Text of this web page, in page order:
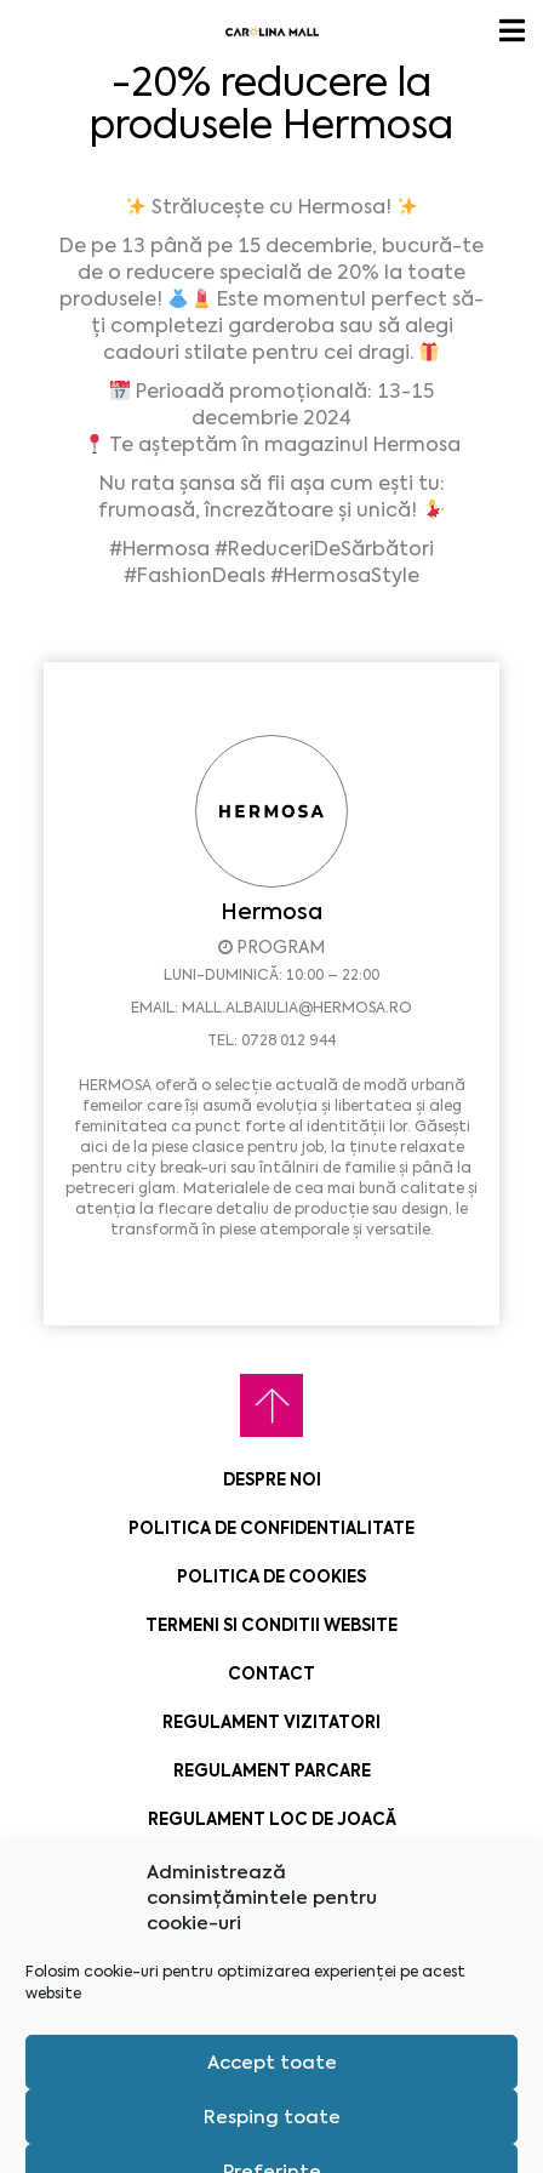
Administrează
consimțămintele pentru
cookie-uri
Folosim cookie-uri pentru optimizarea experienței pe acest
website
Accept toate
Resping toate
-20% reducere la
produsele Hermosa
Strălucește cu Hermosa!
De pe 13 până pe 15 decembrie, bucură-te
de o reducere specială de 20% la toate
produsele!
Este momentul perfect să-
ți completezi garderoba sau să alegi
cadouri stilate pentru cei dragi.
Perioadă promoțională: 13-15
decembrie 2024
Te așteptăm în magazinul Hermosa
Nu rata șansa să fii așa cum ești tu:
frumoasă, încrezătoare și unică!
#Hermosa #ReduceriDeSărbători
#FashionDeals#HermosaStyle
Hermosa
PROGRAM
LUNI-DUMINICĂ: 10:00 – 22:00
EMAIL: MALL.ALBAIULIA@HERMOSA.RO
TEL: 0728 012 944
HERMOSA oferă o selecție actuală de modă urbană
femeilor care își asumă evoluția și libertatea și aleg
feminitatea ca punct forte al identității lor. Găsești
aici de la piese clasice pentru job, la ținute relaxate
pentru city break-uri sau întâlniri de familie și până la
petreceri glam. Materialele de cea mai bună calitate și
atenția la fiecare detaliu de producție sau design, le
transformă în piese atemporale și versatile.
DESPRE NOI
POLITICA DE CONFIDENTIALITATE
POLITICA DE COOKIES
TERMENI SI CONDITII WEBSITE
CONTACT
REGULAMENT VIZITATORI
REGULAMENT PARCARE
REGULAMENT LOC DE JOACĂ